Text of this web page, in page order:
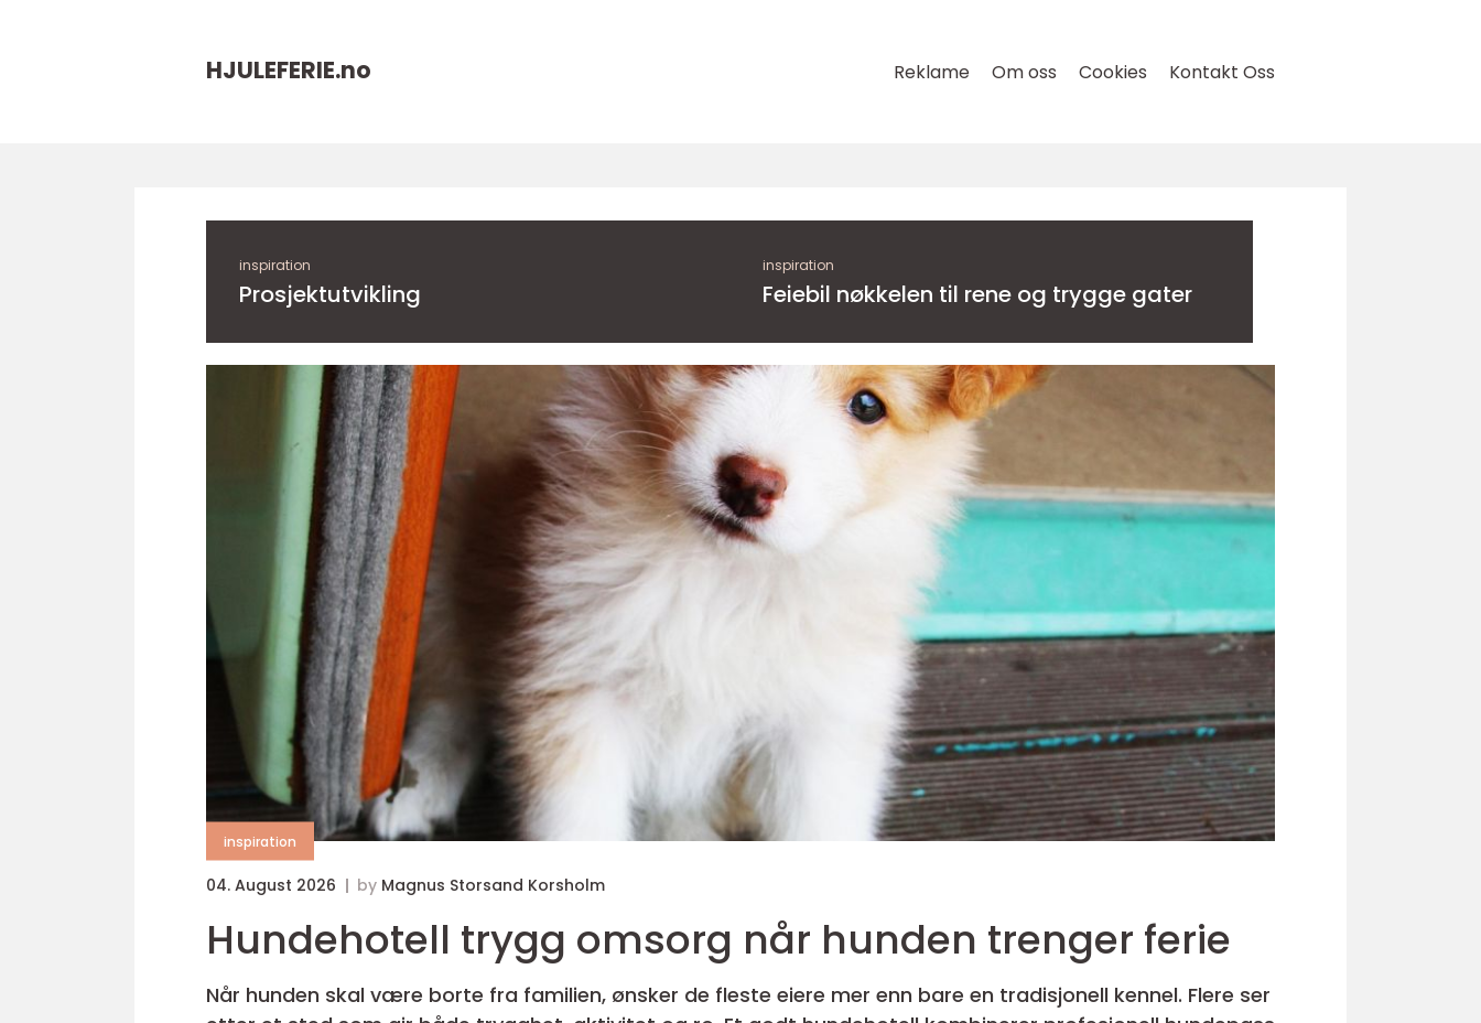
HJULEFERIE.no Reklame Om oss Cookies Kontakt Oss
inspiration
Prosjektutvikling
inspiration
Feiebil nøkkelen til rene og trygge gater
inspiration
04. August 2026 by Magnus Storsand Korsholm
Hundehotell trygg omsorg når hunden trenger ferie
Når hunden skal være borte fra familien, ønsker de fleste eiere mer enn bare en tradisjonell kennel. Flere ser